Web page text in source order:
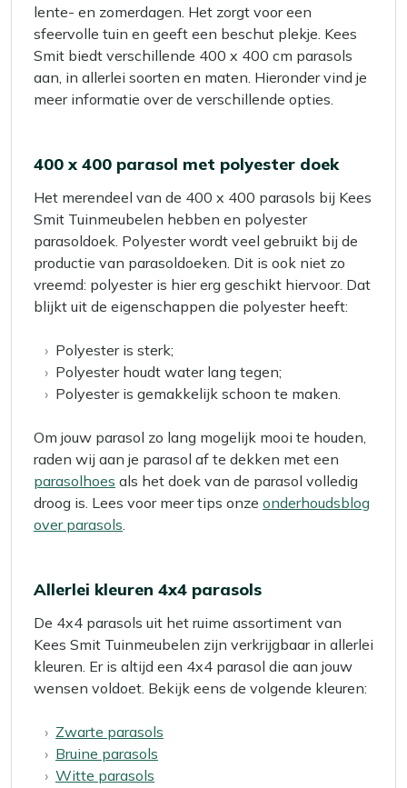
lente- en zomerdagen. Het zorgt voor een
sfeervolle tuin en geeft een beschut plekje. Kees
Smit biedt verschillende 400 x 400 cm parasols
aan, in allerlei soorten en maten. Hieronder vind je
meer informatie over de verschillende opties.
400 x 400 parasol met polyester doek
Het merendeel van de 400 x 400 parasols bij Kees
Smit Tuinmeubelen hebben en polyester
parasoldoek. Polyester wordt veel gebruikt bij de
productie van parasoldoeken. Dit is ook niet zo
vreemd: polyester is hier erg geschikt hiervoor. Dat
blijkt uit de eigenschappen die polyester heeft:
Polyester is sterk;
Polyester houdt water lang tegen;
Polyester is gemakkelijk schoon te maken.
Om jouw parasol zo lang mogelijk mooi te houden,
raden wij aan je parasol af te dekken met een
parasolhoes als het doek van de parasol volledig
droog is. Lees voor meer tips onze onderhoudsblog
over parasols
Allerlei kleuren 4x4 parasols
De 4x4 parasols uit het ruime assortiment van
Kees Smit Tuinmeubelen zijn verkrijgbaar in allerlei
kleuren. Er is altijd een 4x4 parasol die aan jouw
wensen voldoet. Bekijk eens de volgende kleuren:
Zwarte parasols
Bruine parasols
Witte parasols